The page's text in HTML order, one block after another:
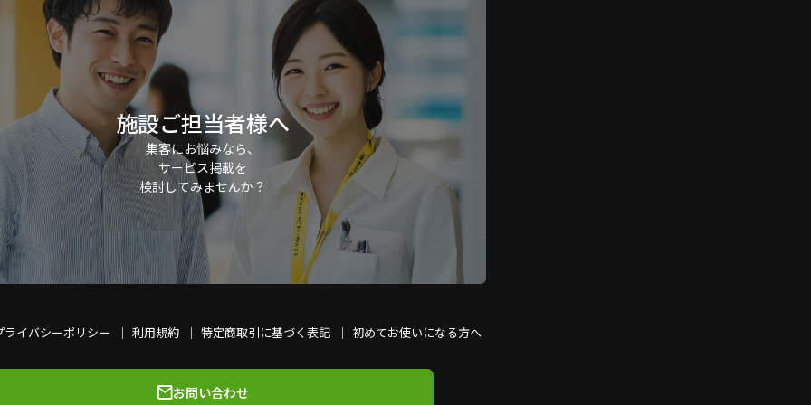
施設ご担当者様へ
集客にお悩みなら、
サービス掲載を
検討してみませんか？
ライバシーポリシー 利用規約 特定商取引に基づく表記 初めてお使いになる方へ
お問い合わせ